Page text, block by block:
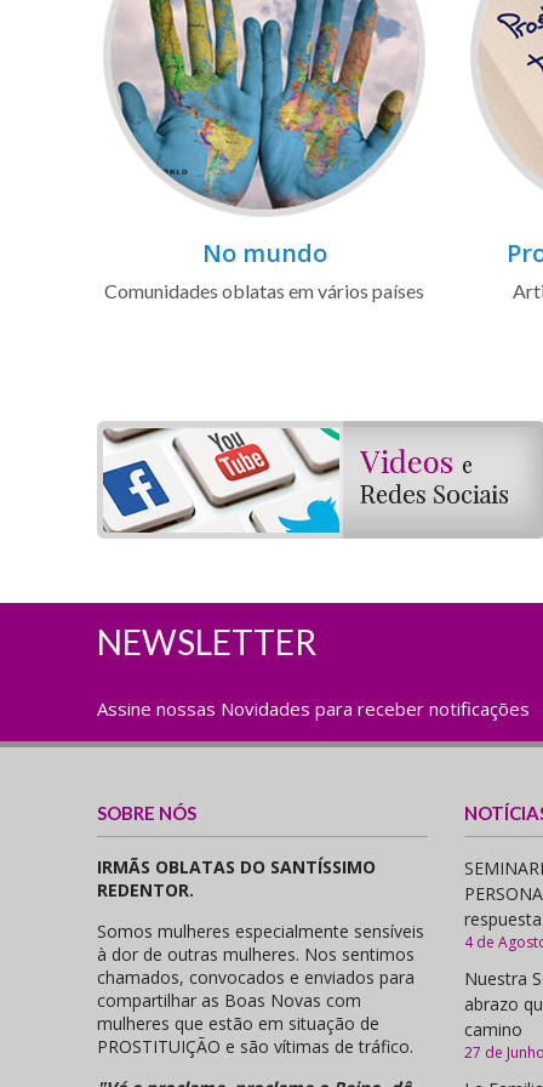
No mundo
Comunidades oblatas em vários países
NEWSLETTER
Assine nossas Novidades para receber notificações
SOBRE NÓS
IRMÃS OBLATAS DO SANTÍSSIMO
REDENTOR.
Somos mulheres especialmente sensíveis
à dor de outras mulheres. Nos sentimos
chamados, convocados e enviados para
compartilhar as Boas Novas com
mulheres que estão em situação de
PROSTITUIÇÃO e são vítimas de tráfico.
4 de
Nuestra
abrazo
camino
27 de